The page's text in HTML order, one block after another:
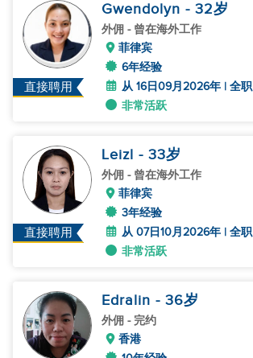
直接聘用
Gwendolyn - 32岁
外佣 - 曾在海外工作
菲律宾
6年经验
从 16日09月2026年 | 全职
非常活跃
直接聘用
Leizl - 33岁
外佣 - 曾在海外工作
菲律宾
3年经验
从 07日10月2026年 | 全职
非常活跃
Edralin - 36岁
外佣 - 完约
香港